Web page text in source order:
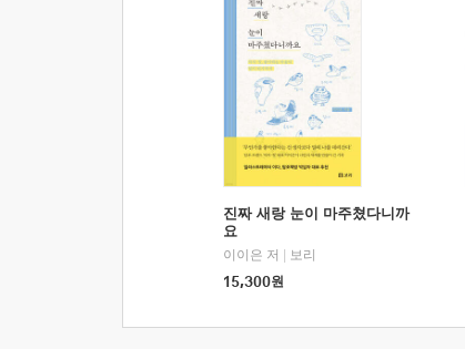
진짜 새랑 눈이 마주쳤다니까
요
이이은 저
보리
15,300원